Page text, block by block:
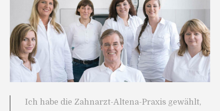
Ich habe die Zahnarzt-Altena-Praxis gewählt,